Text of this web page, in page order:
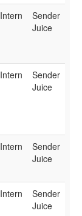
Intern
Sender
Juice
Intern
Sender
Juice
Intern
Sender
Juice
Intern
Sender
Juice